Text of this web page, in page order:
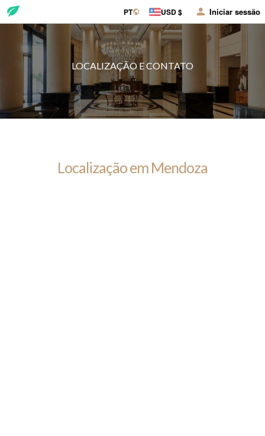
PT USD $ Iniciar sessão
LOCALIZAÇÃO E CONTATO
Localização em Mendoza